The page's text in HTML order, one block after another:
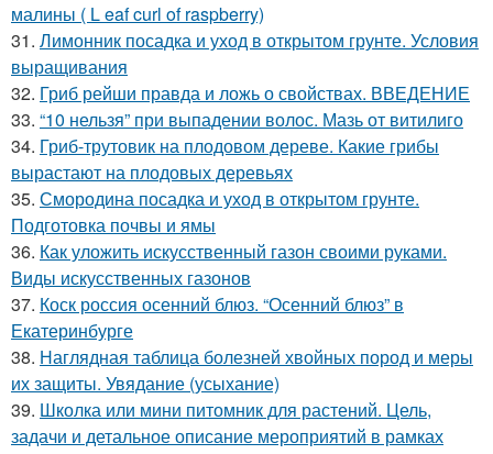
малины ( L eaf curl of raspberry)
31. Лимонник посадка и уход в открытом грунте. Условия
выращивания
32. Гриб рейши правда и ложь о свойствах. ВВЕДЕНИЕ
33. “10 нельзя” при выпадении волос. Мазь от витилиго
34. Гриб-трутовик на плодовом дереве. Какие грибы
вырастают на плодовых деревьях
35. Смородина посадка и уход в открытом грунте.
Подготовка почвы и ямы
36. Как уложить искусственный газон своими руками.
Виды искусственных газонов
37. Коск россия осенний блюз. “Осенний блюз” в
Екатеринбурге
38. Наглядная таблица болезней хвойных пород и меры
их защиты. Увядание (усыхание)
39. Школка или мини питомник для растений. Цель,
задачи и детальное описание мероприятий в рамках